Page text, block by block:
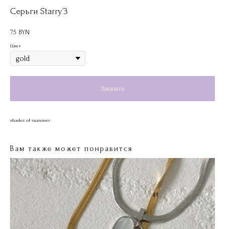
Серьги Starry’3
75 BYN
Цвет
Заказать
shades of summer
Вам также может понравится